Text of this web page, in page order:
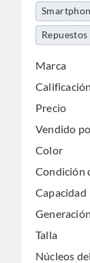
Marca
Precio
Vendido
Color
Condición
Capacidad
Generación
Talla
Núcleos